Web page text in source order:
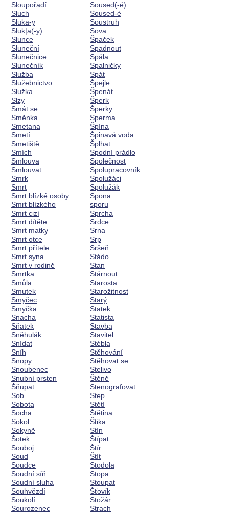
Sloupořadí
Sluch
Sluka-y
Sluk|a(-y)
Slunce
Sluneční
Slunečnice
Slunečník
Služba
Služebnictvo
Služka
Slzy
Smát se
Směnka
Smetana
Smetí
Smetiště
Smích
Smlouva
Smlouvat
Smrk
Smrt
Smrt blízké osoby
Smrt blízkého
Smrt cizí
Smrt dítěte
Smrt matky
Smrt otce
Smrt přítele
Smrt syna
Smrt v rodině
Smrtka
Smůla
Smutek
Smyčec
Smyčka
Snacha
Sňatek
Sněhulák
Snídat
Sníh
Snopy
Snoubenec
Snubní prsten
Šňupat
Sob
Sobota
Socha
Sokol
Sokyně
Šotek
Souboj
Soud
Soudce
Soudní síň
Soudní sluha
Souhvězdí
Soukolí
Sourozenec
Soused(-é)
Soused-é
Soustruh
Sova
Špaček
Spadnout
Spála
Spalničky
Spát
Špejle
Špenát
Šperk
Šperky
Sperma
Špína
Špinavá voda
Šplhat
Spodní prádlo
Společnost
Spolupracovník
Spolužáci
Spolužák
Spona
sporu
Sprcha
Srdce
Srna
Srp
Sršeň
Stádo
Stan
Stárnout
Starosta
Starožitnost
Starý
Statek
Statista
Stavba
Stavitel
Stébla
Stěhování
Stěhovat se
Stelivo
Štěně
Stenografovat
Step
Stětí
Štětina
Štika
Stín
Štípat
Štír
Štít
Stodola
Stopa
Stoupat
Šťovík
Stožár
Strach